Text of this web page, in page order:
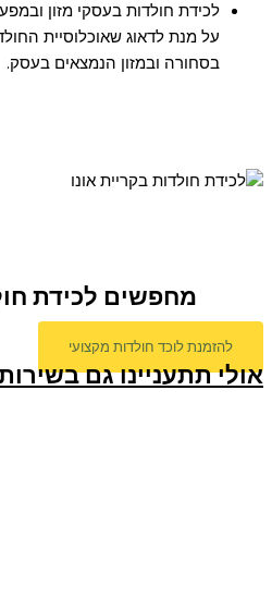
לכידת חולדות בעסקי מזון
על מנת לדאוג שאוכלוסיית
בסחורה ובמזון הנמצאים בעסק.
מחפשים לכידת
להזמנת לוכד חולדות מקצועי
אולי תתעניינו גם